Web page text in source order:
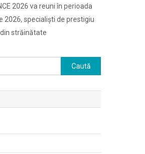
2026 va reuni în perioada
2026, specialiști de prestigiu
străinătate
Caută
după: